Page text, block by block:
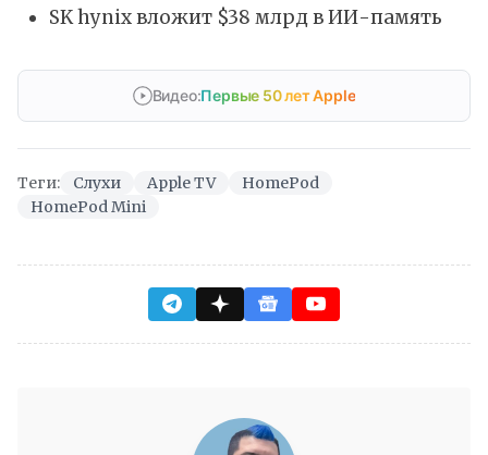
SK hynix вложит $38 млрд в ИИ-память
Видео:Первые 50 лет Apple
Теги: Слухи Apple TV
HomePod
HomePod Mini